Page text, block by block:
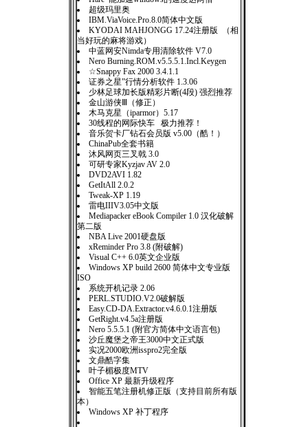
超级玛里奥
IBM.ViaVoice.Pro.8.0简体中文版
KYODAI MAHJONGG 17.24注册版 （相
当好玩的麻将游戏）
中蓝网安Nimda专用清除软件 V7.0
Nero Burning.ROM.v5.5.5.1.Incl.Keygen
☆Snappy Fax 2000 3.4.1.1
证券之星”行情分析软件 1.3.06
少林足球加长版精彩片断(4段) 强烈推荐
金山游侠Ⅲ（修正）
木马克星（iparmor）5.17
30线程的网际快车 极力推荐！
音乐贺卡厂钻石会员版 v5.00（酷！）
ChinaPub全套书籍
沐风网页三叉戟 3.0
可研专家Kyzjav AV 2.0
DVD2AVI 1.82
GetItAll 2.0.2
Tweak-XP 1.19
雷电IIIV3.05中文版
Mediapacker eBook Compiler 1.0 汉化破解
第二版
NBA Live 2001硬盘版
xReminder Pro 3.8 (附破解)
Visual C++ 6.0英文企业版
Windows XP build 2600 简体中文专业版
ISO
系统开机记录 2.06
PERL.STUDIO.V2.0破解版
Easy.CD-DA.Extractor.v4.6.0.1注册版
GetRight.v4.5a注册版
Nero 5.5.5.1 (附官方简体中文语言包)
沙丘魔堡之帝王3000中文正式版
实况2000欧洲isspro2完全版
文鼎酷字集
叶子楣极度MTV
Office XP 最新升级程序
智能五笔注册机修正版（支持目前所有版
本）
Windows XP 补丁程序